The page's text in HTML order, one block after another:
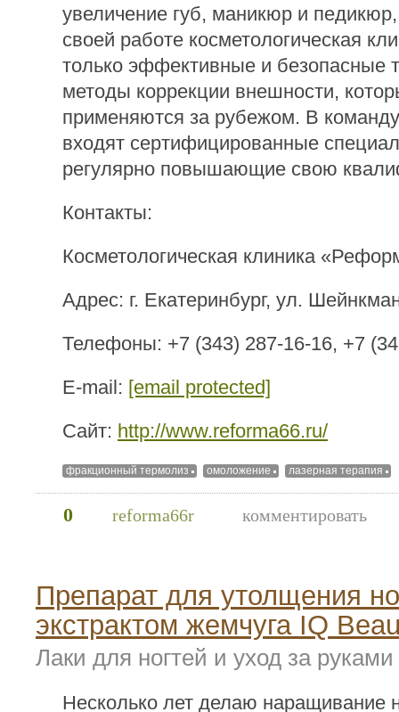
увеличение губ, маникюр и
своей работе косметологическая
только эффективные и безопасные
методы коррекции внешности,
применяются за рубежом. В
входят сертифицированные
регулярно повышающие свою
Контакты:
Косметологическая клиника
Адрес: г. Екатеринбург, ул.
Телефоны: +7 (343) 287-16-16, +7
E-mail: [email protected]
Сайт: http://www.reforma66.ru/
фракционный термолиз омоложение лазерная терапия
0 reforma66r комментировать
Препарат для утолщения
экстрактом жемчуга IQ
Лаки для ногтей и уход за руками
Несколько лет делаю наращивание